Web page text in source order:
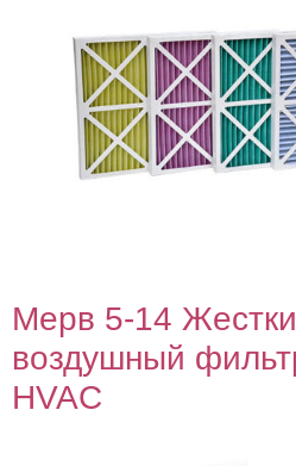
Мерв 5-14
воздушный
HVAC